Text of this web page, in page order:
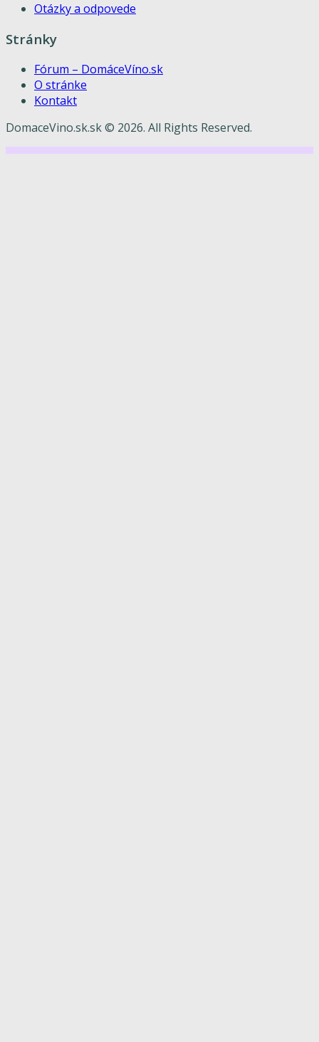
Otázky a odpovede
Stránky
Fórum – DomáceVíno.sk
O stránke
Kontakt
DomaceVino.sk.sk © 2026. All Rights Reserved.